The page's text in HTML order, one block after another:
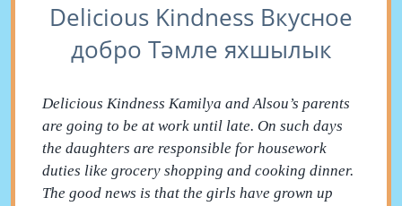
Delicious Kindness Вкусное
добро Тәмле яхшылык
Delicious Kindness Kamilya and Alsou’s parents
are going to be at work until late. On such days
the daughters are responsible for housework
duties like grocery shopping and cooking dinner.
The good news is that the girls have grown up